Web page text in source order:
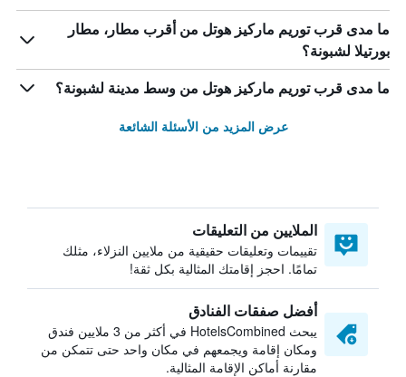
ما مدى قرب توريم ماركيز هوتل من أقرب مطار، مطار
بورتيلا لشبونة؟
ما مدى قرب توريم ماركيز هوتل من وسط مدينة لشبونة؟
عرض المزيد من الأسئلة الشائعة
الملايين من التعليقات
تقييمات وتعليقات حقيقية من ملايين النزلاء، مثلك
تمامًا. احجز إقامتك المثالية بكل ثقة!
أفضل صفقات الفنادق
يبحث HotelsCombined في أكثر من 3 ملايين فندق
ومكان إقامة ويجمعهم في مكان واحد حتى تتمكن من
مقارنة أماكن الإقامة المثالية.